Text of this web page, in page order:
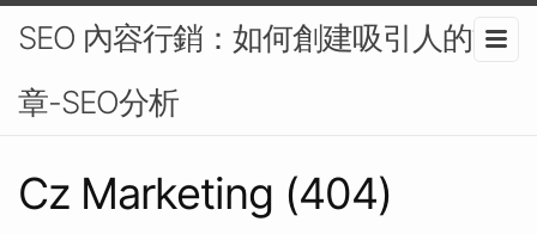
SEO 內容行銷：如何創建吸引人的文
章-SEO分析
Cz Marketing (404)